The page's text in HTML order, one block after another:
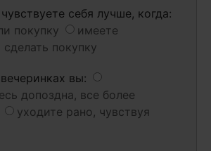
себя лучше, когда:
покупку
имеете
покупку
вы:
допоздна, все более
уходите рано, чувствуя